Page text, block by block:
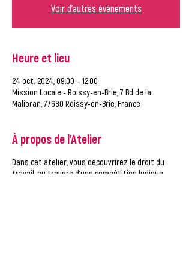
Voir d'autres événements
Heure et lieu
24 oct. 2024, 09:00 – 12:00
Mission Locale - Roissy-en-Brie, 7 Bd de la
Malibran, 77680 Roissy-en-Brie, France
À propos de l'Atelier
Dans cet atelier, vous découvrirez le droit du
travail, au travers d'une compétition ludique.